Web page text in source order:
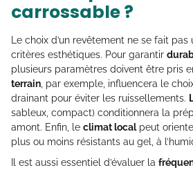
carrossable ?
Le choix d’un revêtement ne se fait
critères esthétiques. Pour garantir
plusieurs paramètres doivent être pris
terrain , par exemple, influencera le
drainant pour éviter les ruissellements.
sableux, compact) conditionnera la
amont. Enfin, le climat localpeut
plus ou moins résistants au gel, à
Il est aussi essentiel d’évaluer la